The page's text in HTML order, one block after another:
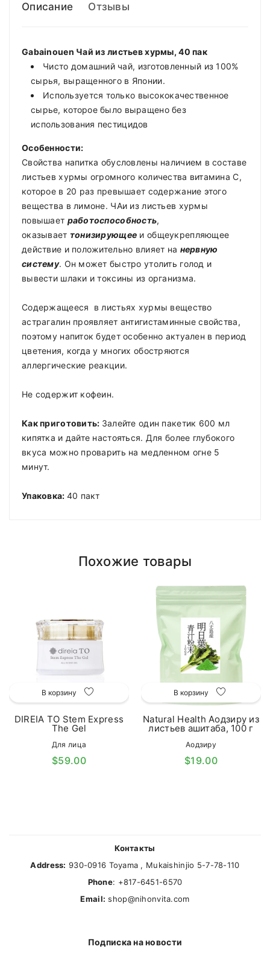
Описание Отзывы
Gabainouen Чай из листьев хурмы, 40 пак
Чисто домашний чай, изготовленный из 100%
сырья, выращенного в Японии.
Используется только высококачественное
сырье, которое было выращено без
использования пестицидов
Особенности:
Свойства напитка обусловлены наличием в составе
листьев хурмы огромного количества витамина С,
которое в 20 раз превышает содержание этого
вещества в лимоне. ЧАи из листьев хурмы
повышает работоспособность,
оказывает тонизирующее и общеукрепляющее
действие и положительно влияет на нервную
систему. Он может быстро утолить голод и
вывести шлаки и токсины из организма.
Содержащееся в листьях хурмы вещество
астрагалин проявляет антигистаминные свойства,
поэтому напиток будет особенно актуален в период
цветения, когда у многих обостряются
аллергические реакции.
Не содержит кофеин.
Как приготовить: Залейте один пакетик 600 мл
кипятка и дайте настояться. Для более глубокого
вкуса можно проварить на медленном огне 5
минут.
Упаковка: 40 пакт
Похожие товары
В корзину
DIREIA TO Stem Express
The Gel
Для лица
$59.00
В корзину
Natural Health Аодзиру из
листьев ашитаба, 100 г
Аодзиру
$19.00
Контакты
Address: 930-0916 Toyama , Mukaishinjio 5-7-78-110
Phone: +817-6451-6570
Email: shop@nihonvita.com
Подписка на новости